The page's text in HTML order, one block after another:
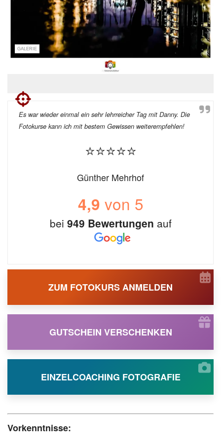
GALERIE
Es war wieder einmal ein sehr lehrreicher Tag mit Danny. Die
Fotokurse kann ich mit bestem Gewissen weiterempfehlen!
⭐⭐⭐⭐⭐
Günther Mehrhof
4,9 von 5
bei 949 Bewertungen auf
ZUM FOTOKURS ANMELDEN
GUTSCHEIN VERSCHENKEN
EINZELCOACHING FOTOGRAFIE
Vorkenntnisse: